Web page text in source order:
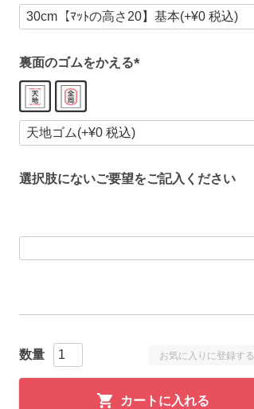
お気に入りに登録する
カートに入れる
須
裏面のゴムをかえる
須
)
選択肢にないご要望をご記入ください